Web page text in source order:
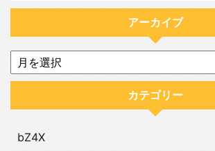
アーカイブ
カテゴリー
bZ4X